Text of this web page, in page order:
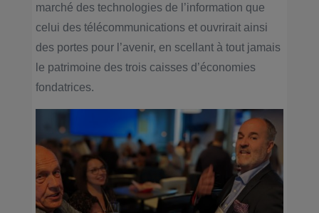
marché des technologies de l’information que
celui des télécommunications et ouvrirait ainsi
des portes pour l’avenir, en scellant à tout jamais
le patrimoine des trois caisses d’économies
fondatrices.